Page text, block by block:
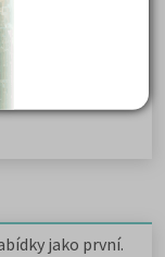
sídel
jako první.